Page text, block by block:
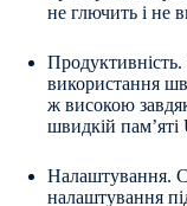
не глючить і не
Продуктивність.
використання
ж високою
швидкій пам’яті
Налаштування.
налаштування